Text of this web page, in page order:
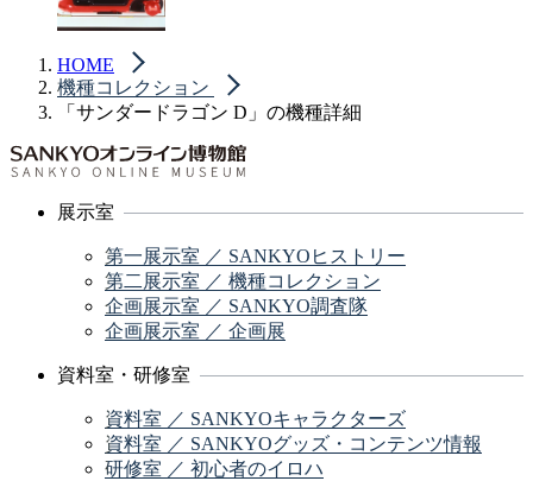
HOME
機種コレクション
「サンダードラゴン D」の機種詳細
展示室
第一展示室 ／ SANKYOヒストリー
第二展示室 ／ 機種コレクション
企画展示室 ／ SANKYO調査隊
企画展示室 ／ 企画展
資料室・研修室
資料室 ／ SANKYOキャラクターズ
資料室 ／ SANKYOグッズ・コンテンツ情報
研修室 ／ 初心者のイロハ